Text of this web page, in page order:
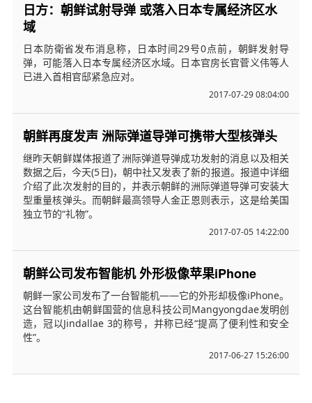
日方：朝鲜试射导弹 或落入日本专属经济区水
域
日本防衛省发布消息称，日本时间29号0点前，朝鲜发射导
弹，可能落入日本专属经济区水域。日本官房长官菅义伟等人
已进入首相官邸紧急应对。
2017-07-29 08:04:00
朝鲜再度发声 洲际弹道导弹可携带大型核弹头
继昨天朝鲜媒体报道了洲际弹道导弹成功发射的消息以及相关
数据之后，今天(5日)，朝中社又发表了新的报道。报道中详细
介绍了此次发射的目的，并表示朝鲜的洲际弹道导弹可安装大
型重量核弹头。而朝鲜最高领导人金正恩则表示，这是给美国
独立节的“礼物”。
2017-07-05 14:22:00
朝鲜公司发布智能机 外形极像苹果iPhone
朝鲜一家公司发布了一台智能机——它的外形却极像iPhone。
这台智能机由朝鲜国营的信息科技公司Mangyongdae发明创
造，冠以Jindallae 3的称号，并称已经“提高了便利性和安全
性”。
2017-06-27 15:26:00